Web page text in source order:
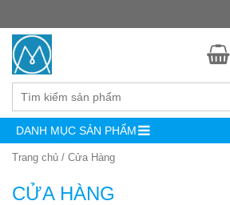
DANH MỤC SẢN PHẨM
Trang chủ / Cửa Hàng
CỬA HÀNG